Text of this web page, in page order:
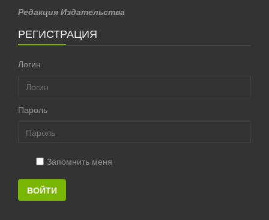
Редакция Издательства
РЕГИСТРАЦИЯ
Логин
Пароль
Запомнить меня
ВОЙТИ